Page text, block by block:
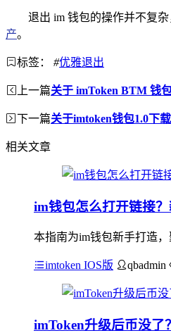
退出 im 钱包的操作并不复
产。
标签： #优雅退出
上一篇关于 imToken BTM 钱
下一篇关于imtoken钱包1.0下
相关文章
im钱包怎么打开链接
本指南为im钱包新手打造
imtoken IOS版 qbadmin
imToken升级后币没了